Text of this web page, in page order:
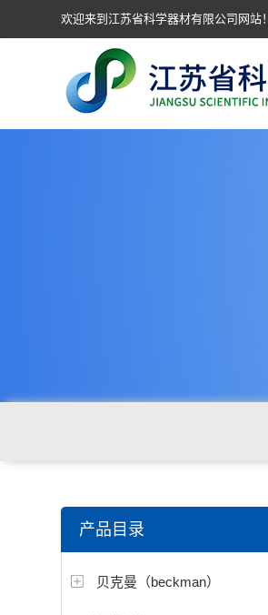
欢迎来到江苏省科学器材有限公司网站！
产品目录
贝克曼（beckman）